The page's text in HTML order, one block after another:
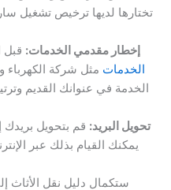
تختارها لديها ترخيص تشغيل
إخطار مقدمي الخدمات: قبل
الخدمات مثل شركة الكهرباء
الخدمة في عنوانك القديم
تحويل البريد: قم بتحويل بريدك
يمكنك القيام بذلك عبر
ستكمال دليل نقل الأثاث